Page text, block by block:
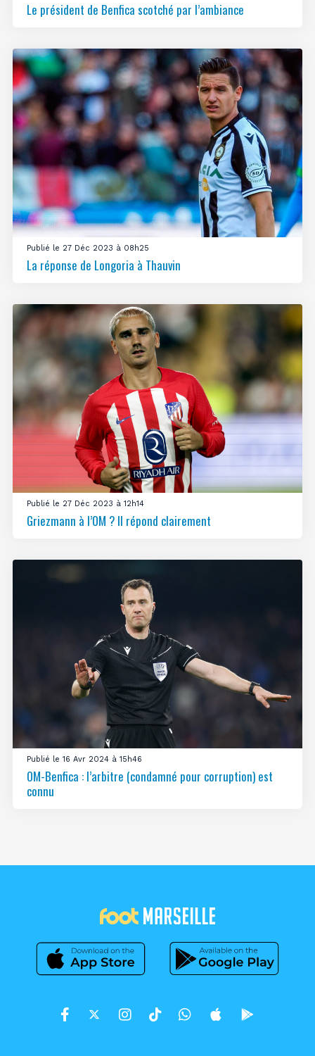
Le président de Benfica scotché par l’ambiance
Publié le 27 Déc 2023 à 08h25
La réponse de Longoria à Thauvin
Publié le 27 Déc 2023 à 12h14
Griezmann à l’OM ? Il répond clairement
Publié le 16 Avr 2024 à 15h46
OM-Benfica : l’arbitre (condamné pour corruption) est
connu